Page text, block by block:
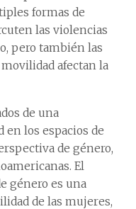
formas de
las violencias
pero también las
afectan la
de una
los espacios de
de género,
El
género es una
de las mujeres,